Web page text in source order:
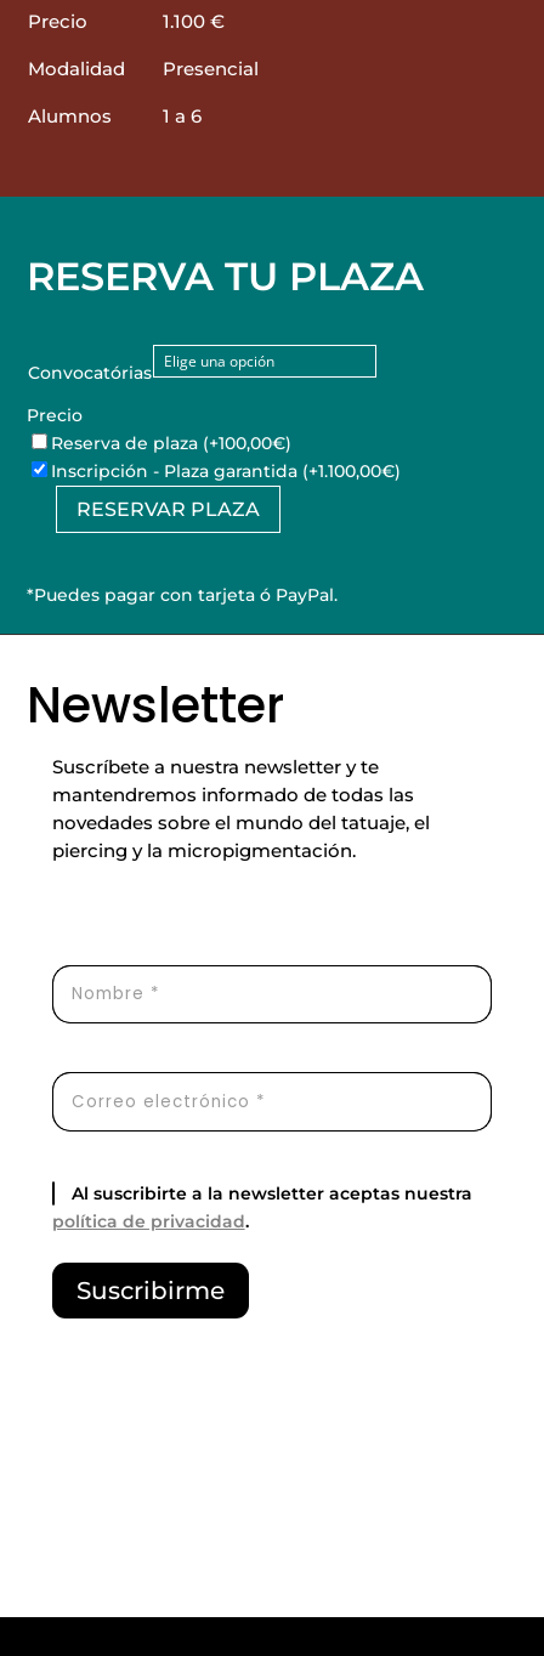
Precio 1.100 €
Modalidad Presencial
Alumnos 1 a 6
RESERVA TU PLAZA
Convocatórias
Precio
Reserva de plaza (+100,00€)
Inscripción - Plaza garantida (+1.100,00€)
de
Labios
Ojos
cantidad
RESERVAR PLAZA
*Puedes pagar con tarjeta ó PayPal.
Newsletter
Suscríbete a nuestra newsletter y te
mantendremos informado de todas las
novedades sobre el mundo del tatuaje, el
piercing y la micropigmentación.
Al suscribirte a la newsletter aceptas nuestra
política de privacidad.
P
o
Suscribirme